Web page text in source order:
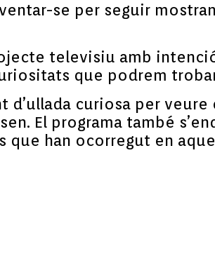
se per seguir
televisiu amb
que podrem
d’ullada curiosa per
El programa també
han ocorregut en